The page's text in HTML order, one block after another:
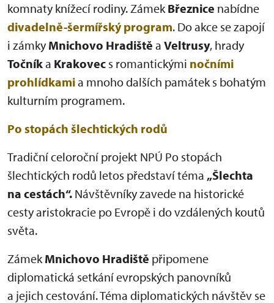
komnaty knížecí rodiny. ZámekBřeznice nabídne
divadelně-šermířský program. Do akce se zapojí
i zámky Mnichovo Hradiště a Veltrusy, hrady
Točníka Krakovec s romantickými nočními
prohlídkamia mnoho dalších památek s bohatým
kulturním programem.
Po stopách šlechtických rodů
Tradiční celoroční projekt NPÚ Po stopách
šlechtických rodů letos představí téma „Šlechta
na cestách“. Návštěvníky zavede na historické
cesty aristokracie po Evropě i do vzdálených koutů
světa.
ZámekMnichovo Hradiště připomene
diplomatická setkání evropských panovníků
a jejich cestování. Téma diplomatických návštěv se